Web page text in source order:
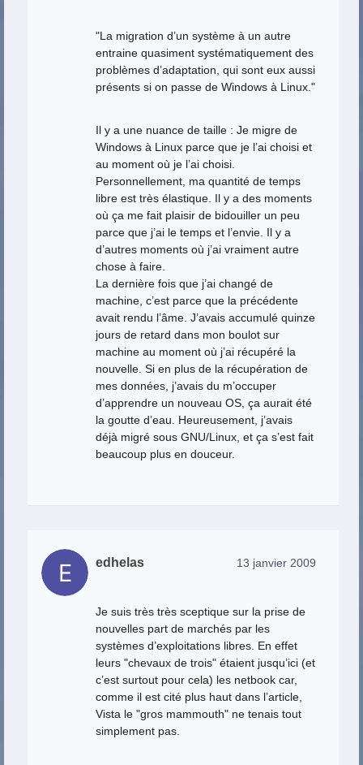
"La migration d’un système à un autre
entraine quasiment systématiquement des
problèmes d’adaptation, qui sont eux aussi
présents si on passe de Windows à Linux."
Il y a une nuance de taille : Je migre de
Windows à Linux parce que je l’ai choisi et
au moment où je l’ai choisi.
Personnellement, ma quantité de temps
libre est très élastique. Il y a des moments
où ça me fait plaisir de bidouiller un peu
parce que j’ai le temps et l’envie. Il y a
d’autres moments où j’ai vraiment autre
chose à faire.
La dernière fois que j’ai changé de
machine, c’est parce que la précédente
avait rendu l’âme. J’avais accumulé quinze
jours de retard dans mon boulot sur
machine au moment où j’ai récupéré la
nouvelle. Si en plus de la récupération de
mes données, j’avais du m’occuper
d’apprendre un nouveau OS, ça aurait été
la goutte d’eau. Heureusement, j’avais
déjà migré sous GNU/Linux, et ça s’est fait
beaucoup plus en douceur.
edhelas 13 janvier 2009
Je suis très très sceptique sur la prise de
nouvelles part de marchés par les
systèmes d’exploitations libres. En effet
leurs "chevaux de trois" étaient jusqu’ici (et
c’est surtout pour cela) les netbook car,
comme il est cité plus haut dans l’article,
Vista le "gros mammouth" ne tenais tout
simplement pas.